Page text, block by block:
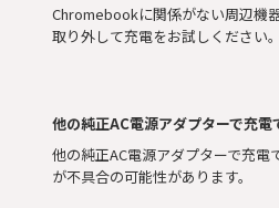
Chromebookに関係がない周辺機
取り外して充電をお試しください。
他の純正AC電源アダプターで充電
他の純正AC電源アダプターで充電
が不具合の可能性があります。